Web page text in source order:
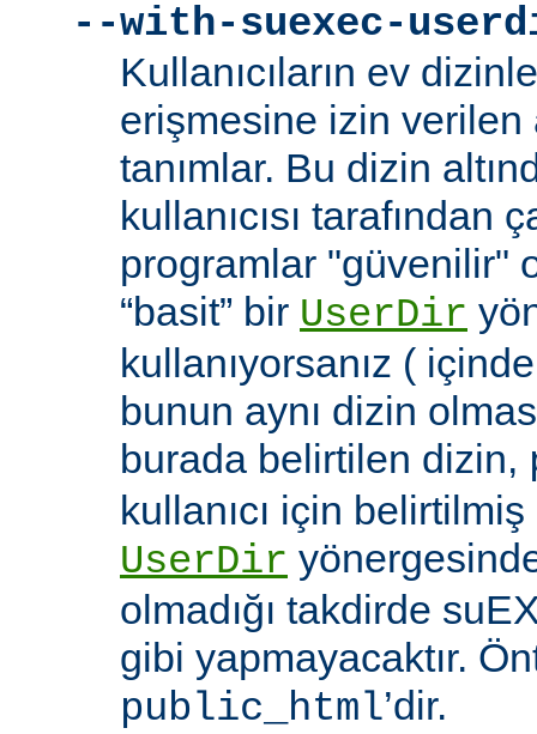
--with-suexec-
Kullanıcıların ev
erişmesine izin
tanımlar. Bu dizin
kullanıcısı tarafından
programlar "güvenilir"
“basit” bir UserDir
kullanıyorsanız (
bunun aynı dizin
burada belirtilen dizin,
kullanıcı için
UserDir
olmadığı takdirde
gibi yapmayacaktır.
public_html’dir.